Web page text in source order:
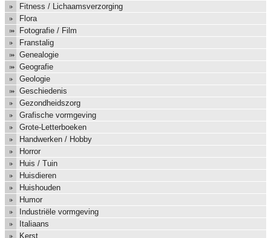
Fitness / Lichaamsverzorging
Flora
Fotografie / Film
Franstalig
Genealogie
Geografie
Geologie
Geschiedenis
Gezondheidszorg
Grafische vormgeving
Grote-Letterboeken
Handwerken / Hobby
Horror
Huis / Tuin
Huisdieren
Huishouden
Humor
Industriële vormgeving
Italiaans
Kerst